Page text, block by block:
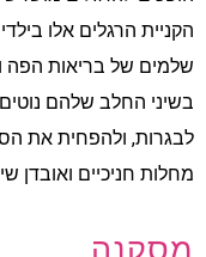
הקניית הרגלים אלו
שלמים של בריאות הפה
בשיני החלב שלהם
לבגרות, ולהפחית את
מחלות חניכיים ואובדן
מסקנה